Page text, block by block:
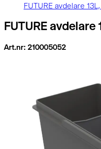
FUTURE avdelare
FUTURE
Art.nr: 210005052